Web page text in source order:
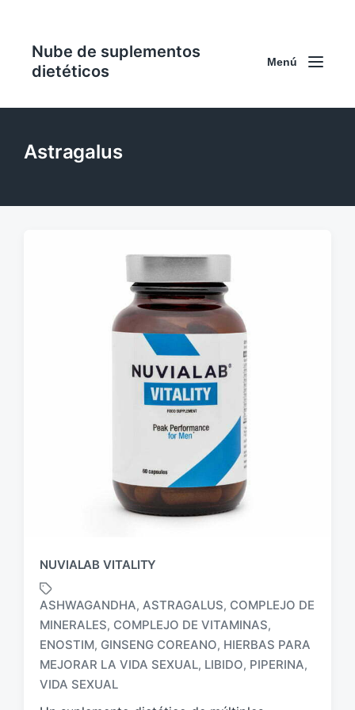
Nube de suplementos
dietéticos
Menú
Astragalus
NUVIALAB VITALITY
E
t
i
ASHWAGANDHA, ASTRAGALUS, COMPLEJO DE
MINERALES, COMPLEJO DE VITAMINAS,
ENOSTIM, GINSENG COREANO, HIERBAS PARA
MEJORAR LA VIDA SEXUAL, LIBIDO, PIPERINA,
VIDA SEXUAL